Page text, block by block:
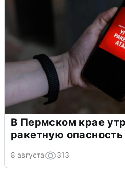
В Пермском крае
ракетную опасность
8 августа 313